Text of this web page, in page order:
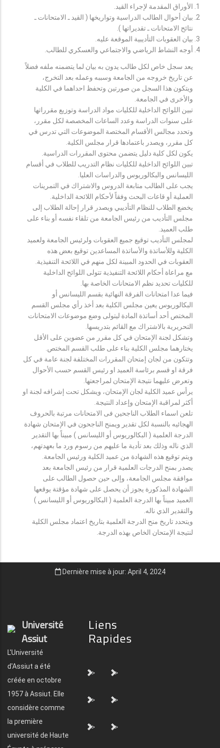
الأوراق المقدمة لإجراء القيد.
بيان أحوال الطالب الدراسية وتواريخها ( القيد ـ الامتحانات ـ
نتائح الامتحانات ـ تقديراتها ).
بيان العقوبات التأديبية الموقعة عليه.
أوجه النشاط الرياضي والاجتماعي والعسكري للطالب.
يعد سجل خاص لكل طالب يدون به بيان لما يتضمنه ملفه فضلاً
عن تاريخ خروجه من الجامعة وسببه وعمله بعد التخرج،
ويتكون هذا السجل من صورتين وتحفظ احداهما في الكلية
والأخرى في الجامعة.
تبين اللوائح الداخلية للكليات مواد الدراسة وتوزيع مقرراتها
على سنوات الدراسة وعدد الساعات المخصصة لكل مقرر،
وتحدد مجالس الأقسام المختصة الموضوعات التي تدرس في
كل مقرر، ويصدر باعتمادها قرار مجلس الكلية.
يكون لكل كلية دليل يتضمن محتوى المقررات الدراسية.
تبين اللوائح الداخلية للكليات نظام التدريب للطلاب في أقسام
الليسانس والبكالوريوس والدراسات العليا.
يجب على الطالب متابعة الدروس والاشتراك في التمرينات
العملية أو قاعات البحث وفقاً لأحكام اللائحة الداخلية.
يخضع الطلاب للنظام التأديبي ويصدر قرار إحالة الطلاب إلى
مجلس التأديب من رئيس الجامعة من تلقاء نفسه أو بناء على
طلب العميد.
لمجلس التأديب توقيع جميع العقوبات ولرئيس الجامعة ولعميد
الكلية وللأساتذة والأساتذة المساعدين توقيع بعض هذه
العقوبات في الحدود المبينة لكل منهم في اللائحة التنفيذية.
مع مراعاة أحكام اللائحة التنفيذية تتولى اللوائح الداخلية
للكليات تحديد نظم الامتحانات الخاصة بها.
فيما عدا امتحانات الفرقة النهائية بقسم الليسانس أو
البكالوريوس يعين مجلس الكلية بعد أخذ رأي مجلس القسم
المختص أحد أساتذة المادة ليتولى وضع موضوعات الامتحانات
التحريرية بالاشتراك مع القائم بتدريسها.
وتشكل لجنة الإمتحان في كل مقرر من عضوين على الأقل
يختارهما مجلس الكلية بناء على طلب القسم المختص.
وتتكون من لجان إمتحان المقررات المختلفة لجنة عامة في كل
فرقة او قسم برئاسة العميد او رئيس القسم حسب الأحوال
وتعرض عليهما نتيجة الإمتحان لمراجعتها.
يرأس عميد الكلية لجان الإمتحان، ويشكل تحت إشرافه لجنة او
أكثر لمراقبة الإمتحان وإعداد النتيجة.
تلعن اسماء الطلاب الناجحين فى الامتحانات مرتبة بالحروف
الهجائيه بالنسبة لكل تقدير ويمنح الناجحون في الإمتحان شهادة
الدرجة العلمية ( البكالوريوس أو الليسانس ) مبيناً بها التقدير
الذي ناله وذلك بعد تأدية ما عليهم من رسوم ورد ما بعهدتهم،
ويتم توقيع هذه الشهادة من عميد الكلية ورئيس الجامعة.
يصدر بمنح الدرجات العلمية قرار من رئيس الجامعة بعد
موافقة مجلس الجامعة، وإلى حين حصول الطالب على
الشهادة المذكورة يجوز أن يحصل على شهادة مؤقتة يوقعها
العميد مبيناً بها الدرجة العلمية ( البكالوريوس أو الليسانس )
والتقدير الذي ناله.
ويتحدد تاريخ منح الدرجة العلمية بتاريخ اعتماد مجلس الكلية
لنتيجة الإمتحان الخاص بهذه الدرجة.
Dernière mise à jour: April 4, 2024
Université
Assiut
L'Université
d'Assiut a été
créée en octobre
1957 à Assiut. Elle
considère comme
la première
université de Haute
Liens
Rapides
"> ">
"> ">
"> ">